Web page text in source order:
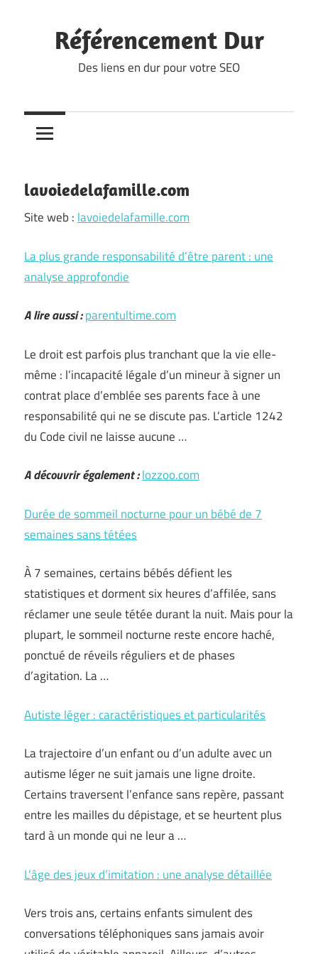
contentRéférencement Dur
Des liens en dur pour votre SEO
lavoiedelafamille.com
Site web : lavoiedelafamille.com
La plus grande responsabilité d’être parent : une
analyse approfondie
A lire aussi :parentultime.com
Le droit est parfois plus tranchant que la vie elle-
même : l’incapacité légale d’un mineur à signer un
contrat place d’emblée ses parents face à une
responsabilité qui ne se discute pas. L’article 1242
du Code civil ne laisse aucune …
A découvrir également :lozzoo.com
Durée de sommeil nocturne pour un bébé de 7
semaines sans tétées
À 7 semaines, certains bébés défient les
statistiques et dorment six heures d’affilée, sans
réclamer une seule tétée durant la nuit. Mais pour la
plupart, le sommeil nocturne reste encore haché,
ponctué de réveils réguliers et de phases
d’agitation. La …
Autiste léger : caractéristiques et particularités
La trajectoire d’un enfant ou d’un adulte avec un
autisme léger ne suit jamais une ligne droite.
Certains traversent l’enfance sans repère, passant
entre les mailles du dépistage, et se heurtent plus
tard à un monde qui ne leur a …
L’âge des jeux d’imitation : une analyse détaillée
Vers trois ans, certains enfants simulent des
conversations téléphoniques sans jamais avoir